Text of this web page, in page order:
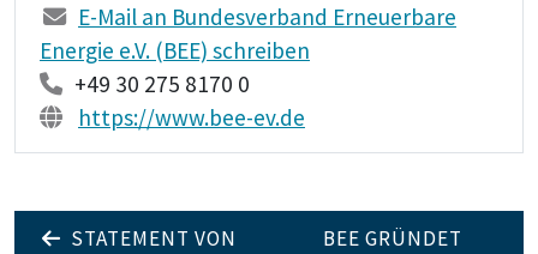
E-Mail an Bundesverband Erneuerbare
Energie e.V. (BEE) schreiben
+49 30 275 8170 0
https://www.bee-ev.de
STATEMENT VON
BEE GRÜNDET